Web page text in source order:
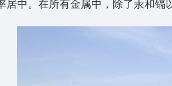
居中。在所有金属中，除了汞和镉